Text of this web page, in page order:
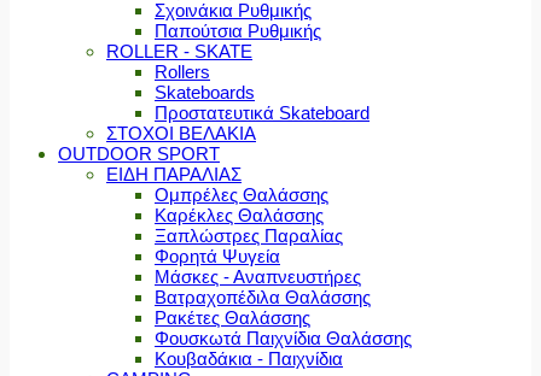
Σχοινάκια Ρυθμικής
Παπούτσια Ρυθμικής
ROLLER - SKATE
Rollers
Skateboards
Προστατευτικά Skateboard
ΣΤΟΧΟΙ ΒΕΛΑΚΙΑ
OUTDOOR SPORT
ΕΙΔΗ ΠΑΡΑΛΙΑΣ
Ομπρέλες Θαλάσσης
Καρέκλες Θαλάσσης
Ξαπλώστρες Παραλίας
Φορητά Ψυγεία
Μάσκες - Αναπνευστήρες
Βατραχοπέδιλα Θαλάσσης
Ρακέτες Θαλάσσης
Φουσκωτά Παιχνίδια Θαλάσσης
Κουβαδάκια - Παιχνίδια